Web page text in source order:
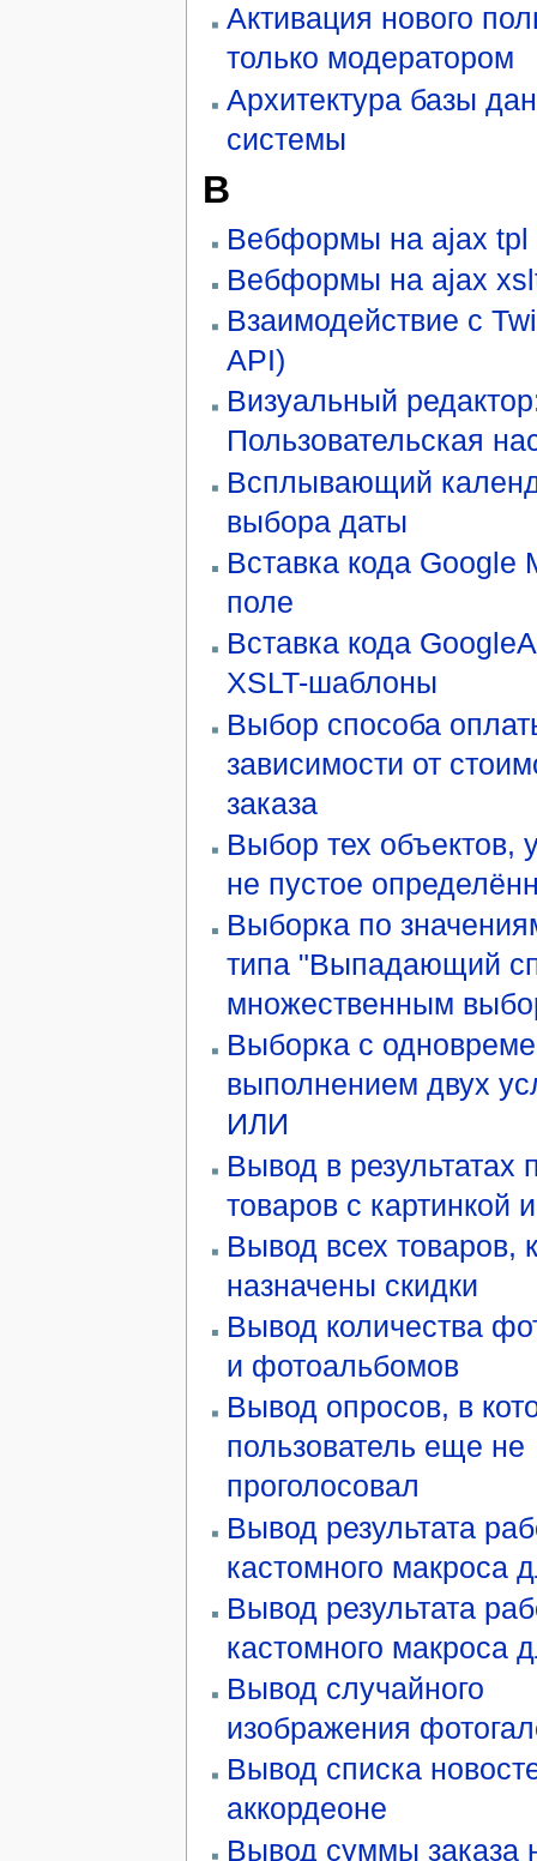
Активация нового
только модератором
Архитектура базы
системы
В
Вебформы на ajax tpl
Вебформы на ajax
Взаимодействие с
API)
Визуальный
Пользовательская
Всплывающий
выбора даты
Вставка кода Google
поле
Вставка кода
XSLT-шаблоны
Выбор способа
зависимости от
заказа
Выбор тех объектов,
не пустое
Выборка по
типа "Выпадающий
множественным
Выборка с
выполнением двух
ИЛИ
Вывод в результатах
товаров с картинкой
Вывод всех товаров,
назначены скидки
Вывод количества
и фотоальбомов
Вывод опросов, в
пользователь еще не
проголосовал
Вывод результата
кастомного макроса
Вывод результата
кастомного макроса
Вывод случайного
изображения
Вывод списка
аккордеоне
Вывод суммы заказа